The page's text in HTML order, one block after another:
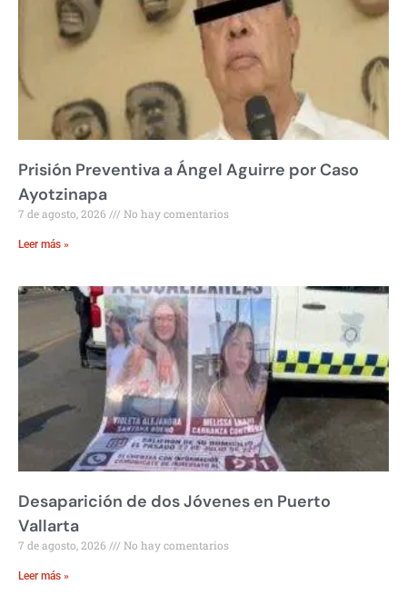
Prisión Preventiva a Ángel Aguirre por Caso
Ayotzinapa
7 de agosto, 2026 No hay comentarios
Leer más »
Desaparición de dos Jóvenes en Puerto
Vallarta
7 de agosto, 2026 No hay comentarios
Leer más »